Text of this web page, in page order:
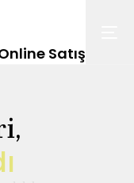
Satış
ı